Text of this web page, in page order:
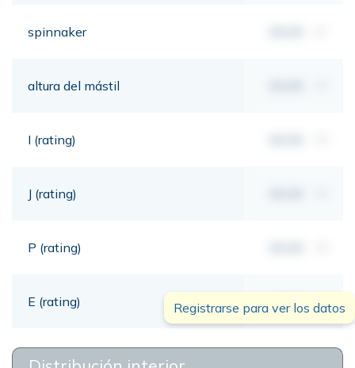
spinnaker
altura del mástil
I (rating)
J (rating)
P (rating)
E (rating) 00,00 mt
Registrarse para ver los datos